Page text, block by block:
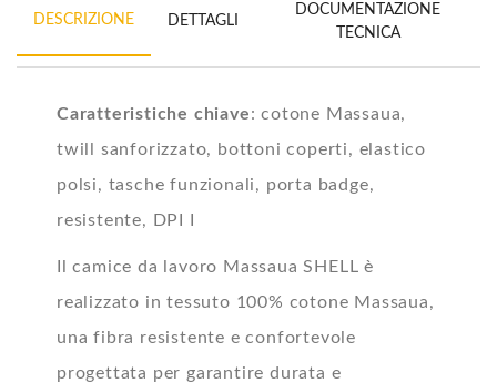
DESCRIZIONE DETTAGLI
DOCUMENTAZIONE
TECNICA
Caratteristiche chiave: cotone Massaua,
twill sanforizzato, bottoni coperti, elastico
polsi, tasche funzionali, porta badge,
resistente, DPI I
Il camice da lavoro Massaua SHELL è
realizzato in tessuto 100% cotone Massaua,
una fibra resistente e confortevole
progettata per garantire durata e